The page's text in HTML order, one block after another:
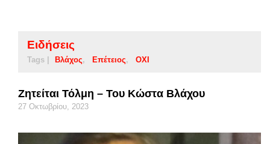
Ειδήσεις
Tags | Βλάχος Επέτειος ΟΧΙ
Ζητείται Τόλμη – Του Κώστα Βλάχου
27 Οκτωβρίου, 2023